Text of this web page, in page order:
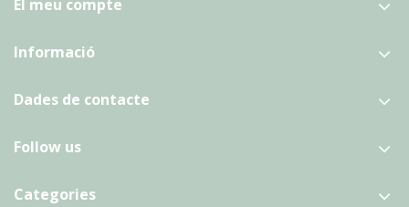
El meu compte
Informació
Dades de contacte
Follow us
Categories